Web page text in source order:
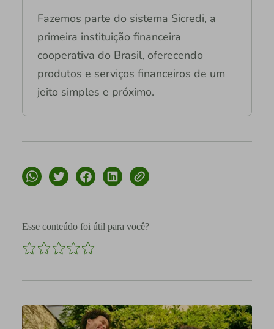
Fazemos parte do sistema Sicredi, a
primeira instituição financeira
cooperativa do Brasil, oferecendo
produtos e serviços financeiros de um
jeito simples e próximo.
Esse conteúdo foi útil para você?